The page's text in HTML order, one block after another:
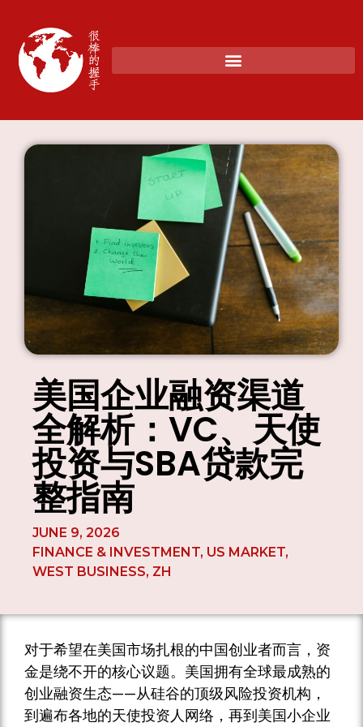
美国企业融资渠道
全解析：VC、天使
投资与SBA贷款完
整指南
JUNE 9, 2026
FINANCE & INVESTMENT, US MARKET,
WEST BUSINESS, ZH
对于希望在美国市场扎根的中国创业者而言，资
金是绕不开的核心议题。美国拥有全球最成熟的
创业融资生态——从硅谷的顶级风险投资机构，
到遍布各地的天使投资人网络，再到美国小企业